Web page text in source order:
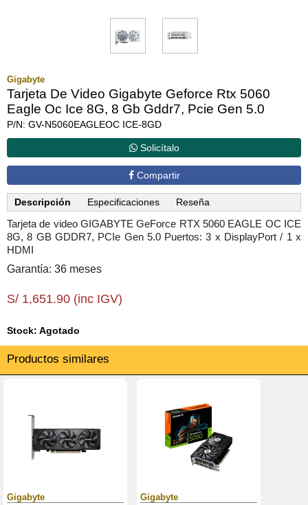
Gigabyte
Tarjeta De Video Gigabyte Geforce Rtx 5060
Eagle Oc Ice 8G, 8 Gb Gddr7, Pcie Gen 5.0
P/N: GV-N5060EAGLEOC ICE-8GD
Solicítalo
Compartir
Descripción Especificaciones Reseña
Tarjeta de video GIGABYTE GeForce RTX 5060 EAGLE OC ICE
8G, 8 GB GDDR7, PCIe Gen 5.0 Puertos: 3 x DisplayPort / 1 x
HDMI
Garantía: 36 meses
S/ 1,651.90 (inc IGV)
Stock: Agotado
Productos similares
Gigabyte Gigabyte